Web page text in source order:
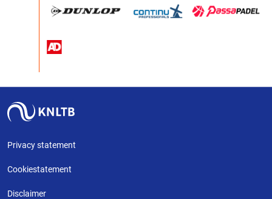
Privacy statement
Cookiestatement
Disclaimer